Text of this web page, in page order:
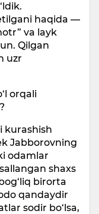
haqida —
va layk
Qilgan
uzr
orqali
kurashish
Jabborovning
odamlar
shaxs
birorta
qandaydir
sodir bo‘lsa,